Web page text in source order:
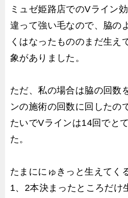
ミュゼ姫路店でのVライン
違って強い毛なので、脇の
くはなったもののまだ生え
象がありました。
ただ、私の場合は脇の回数
ンの施術の回数に回したの
たいでVラインは14回でと
た。
たまににゅきっと生えてく
1、2本決まったところだけ